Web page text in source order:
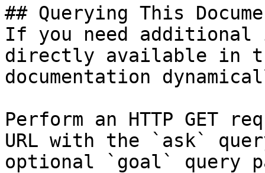
## Querying This
If you need
directly available in
documentation
Perform an HTTP GET
URL with the `ask`
optional `goal` query